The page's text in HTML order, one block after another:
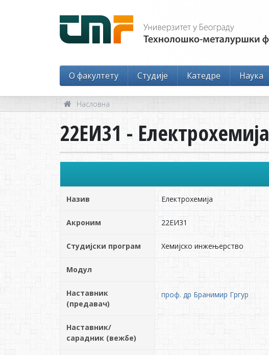
O факултету Студије Катедре Наука
Насловна
22ЕИ31 - Електрохемија
Назив Електрохемија
Акроним 22ЕИ31
Студијски програм Хемијско инжењерство
Модул
Наставник
(предавач)
проф. др Бранимир Гргур
Наставник/
сарадник (вежбе)